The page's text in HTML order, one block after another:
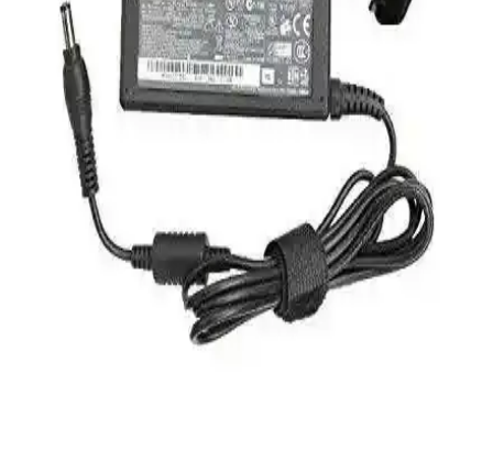
HP 255 G8 Dizüstü Bilgisayar İncelemesi: Günlük
Kullanım İçin Dengeli ve Güçlü Model
HP 255 G8, güçlü işlemci ve hızlı SSD ile günlük kullanım ve ofis
işleri için ideal, taşınabilir ve uygun fiyatlı bir dizüstü bilgisayardır.
Performans ve bağlantı seçenekleriyle öne çıkar.
Frisby FOEM FPS-G30F12 300W ATX Güç
Kaynağı İncelemesi ve Performans Analizi
Frisby FOEM FPS-G30F12 300W ATX güç kaynağı, sessiz çalışma
ve uygun fiyatıyla temel bilgisayar ihtiyaçlarına ideal çözüm sunar,
stabil enerji sağlar ve hafif sistemler için uygundur.
S-Link Cat6 Gri 7 Metre RJ45 LAN Kablosu
Yüksek Performanslı ve Dayanıklı